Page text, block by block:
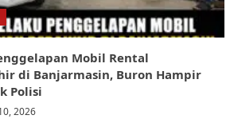
Mobil Rental
di Banjarmasin, Buron Hampir
Polisi
2026